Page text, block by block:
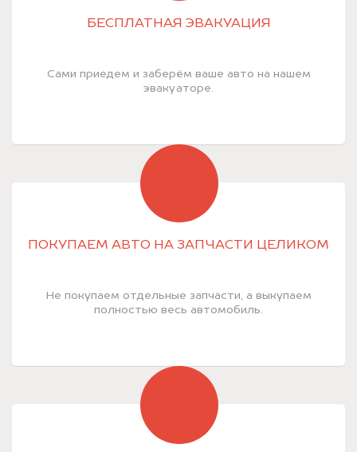
БЕСПЛАТНАЯ ЭВАКУАЦИЯ
Сами приедем и заберём ваше авто на нашем
эвакуаторе.
ПОКУПАЕМ АВТО НА ЗАПЧАСТИ ЦЕЛИКОМ
Не покупаем отдельные запчасти, а выкупаем
полностью весь автомобиль.